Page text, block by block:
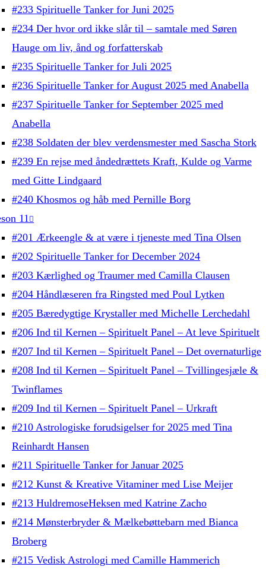
#233 Spirituelle Tanker for Juni 2025
#234 Der hvor ord ikke slår til – samtale med Søren
Hauge om liv, ånd og forfatterskab
#235 Spirituelle Tanker for Juli 2025
#236 Spirituelle Tanker for August 2025 med Anabella
#237 Spirituelle Tanker for September 2025 med
Anabella
#238 Soldaten der blev verdensmester med Sascha Stork
#239 En rejse med åndedrættets Kraft, Kulde og Varme
med Gitte Lindgaard
#240 Khosmos og håb med Pernille Borg
11
#201 Ærkeengle & at være i tjeneste med Tina Olsen
#202 Spirituelle Tanker for December 2024
#203 Kærlighed og Traumer med Camilla Clausen
#204 Håndlæseren fra Ringsted med Poul Lytken
#205 Bæredygtige Krystaller med Michelle Lerchedahl
#206 Ind til Kernen – Spirituelt Panel – At leve Spirituelt
#207 Ind til Kernen – Spirituelt Panel – Det overnaturlige
#208 Ind til Kernen – Spirituelt Panel – Tvillingesjæle &
Twinflames
#209 Ind til Kernen – Spirituelt Panel – Urkraft
#210 Astrologiske forudsigelser for 2025 med Tina
Reinhardt Hansen
#211 Spirituelle Tanker for Januar 2025
#212 Kunst & Kreative Vitaminer med Lise Meijer
#213 HuldremoseHeksen med Katrine Zacho
#214 Mønsterbryder & Mælkebøttebarn med Bianca
Broberg
#215 Vedisk Astrologi med Camille Hammerich